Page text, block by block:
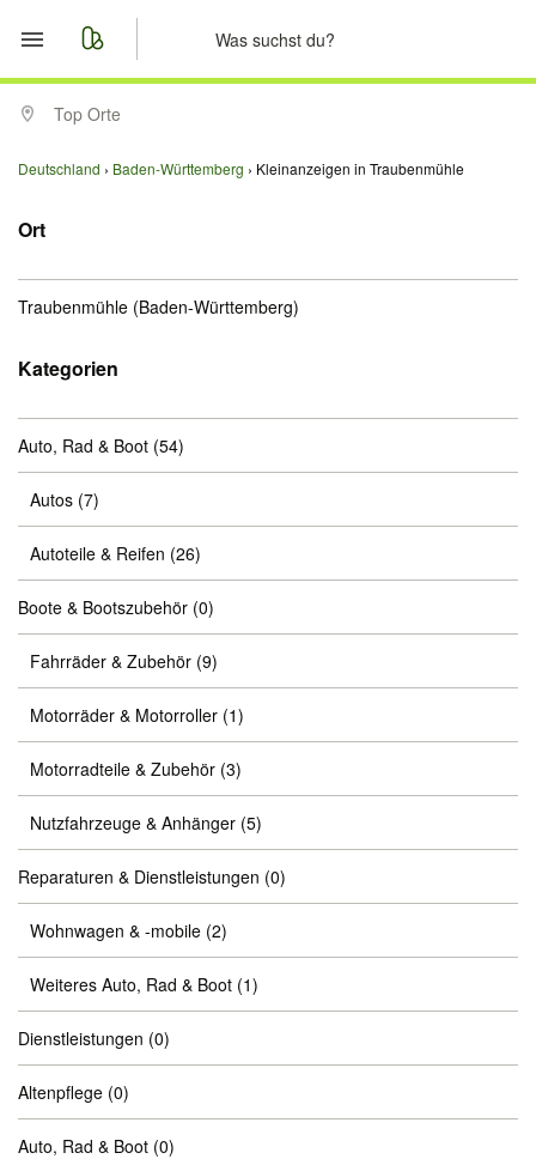
Start
Merkliste
Anzeige aufgeben
Top Orte
Deutschland Baden-Württemberg Kleinanzeigen in Traubenmühle
Ort
Traubenmühle (Baden-Württemberg)
Kategorien
Auto, Rad & Boot (54)
Autos (7)
Autoteile & Reifen (26)
Boote & Bootszubehör (0)
Fahrräder & Zubehör (9)
Motorräder & Motorroller (1)
Motorradteile & Zubehör (3)
Nutzfahrzeuge & Anhänger (5)
Reparaturen & Dienstleistungen (0)
Wohnwagen & -mobile (2)
Weiteres Auto, Rad & Boot (1)
Dienstleistungen (0)
Altenpflege (0)
Auto, Rad & Boot (0)